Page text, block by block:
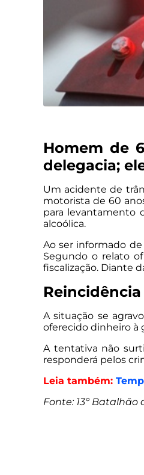
Homem de
delegacia;
Um acidente de
motorista de 60
para levantamento
alcoólica.
Ao ser informado
Segundo o relato
fiscalização. Diante
A situação se
oferecido dinheiro à
A tentativa não
responderá pelos
Leia também:
Fonte: 13º Batalhão